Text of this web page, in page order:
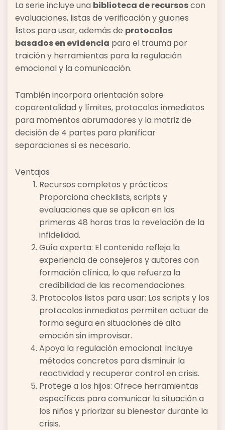
La serie incluye una biblioteca de recursoscon
evaluaciones, listas de verificación y guiones
listos para usar, además de protocolos
basados en evidencia para el trauma por
traición y herramientas para la regulación
emocional y la comunicación.
También incorpora orientación sobre
coparentalidad y límites, protocolos inmediatos
para momentos abrumadores y la matriz de
decisión de 4 partes para planificar
separaciones si es necesario.
Ventajas
Recursos completos y prácticos:
Proporciona checklists, scripts y
evaluaciones que se aplican en las
primeras 48 horas tras la revelación de la
infidelidad.
Guía experta: El contenido refleja la
experiencia de consejeros y autores con
formación clínica, lo que refuerza la
credibilidad de las recomendaciones.
Protocolos listos para usar: Los scripts y los
protocolos inmediatos permiten actuar de
forma segura en situaciones de alta
emoción sin improvisar.
Apoya la regulación emocional: Incluye
métodos concretos para disminuir la
reactividad y recuperar control en crisis.
Protege a los hijos: Ofrece herramientas
específicas para comunicar la situación a
los niños y priorizar su bienestar durante la
crisis.